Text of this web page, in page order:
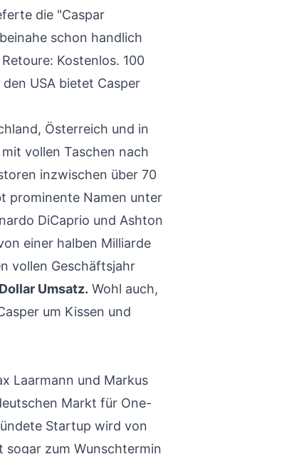
die "Caspar
schon handlich
Kostenlos. 100
USA bietet Casper
Österreich und in
vollen Taschen nach
inzwischen über 70
prominente Namen unter
DiCaprio und Ashton
einer halben Milliarde
vollen Geschäftsjahr
Umsatz. Wohl auch,
um Kissen und
Laarmann und Markus
Markt für One-
Startup wird von
sogar zum Wunschtermin